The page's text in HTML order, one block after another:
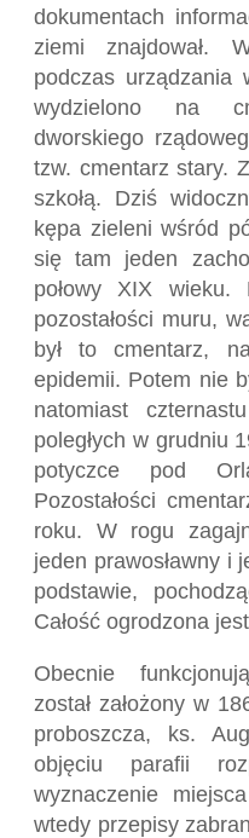
dokumentach
ziemi znajdował.
podczas urządzania
wydzielono na
dworskiego
tzw. cmentarz stary.
szkołą. Dziś
kępa zieleni wśród
się tam jeden
połowy XIX wieku.
pozostałości muru,
był to cmentarz,
epidemii. Potem nie
natomiast
poległych w grudniu
potyczce pod
Pozostałości
roku. W rogu
jeden prawosławny i
podstawie,
Całość ogrodzona
Obecnie
został założony w
proboszcza, ks.
objęciu parafii
wyznaczenie
wtedy przepisy